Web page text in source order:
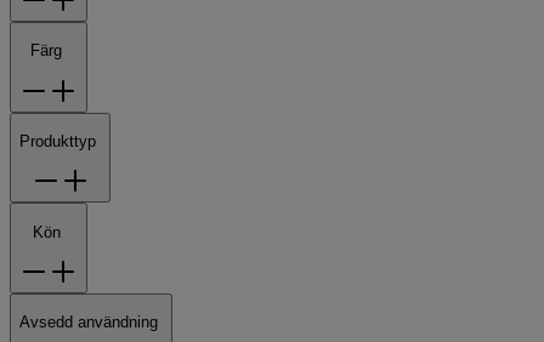
Färg
Produkttyp
Kön
Avsedd användning